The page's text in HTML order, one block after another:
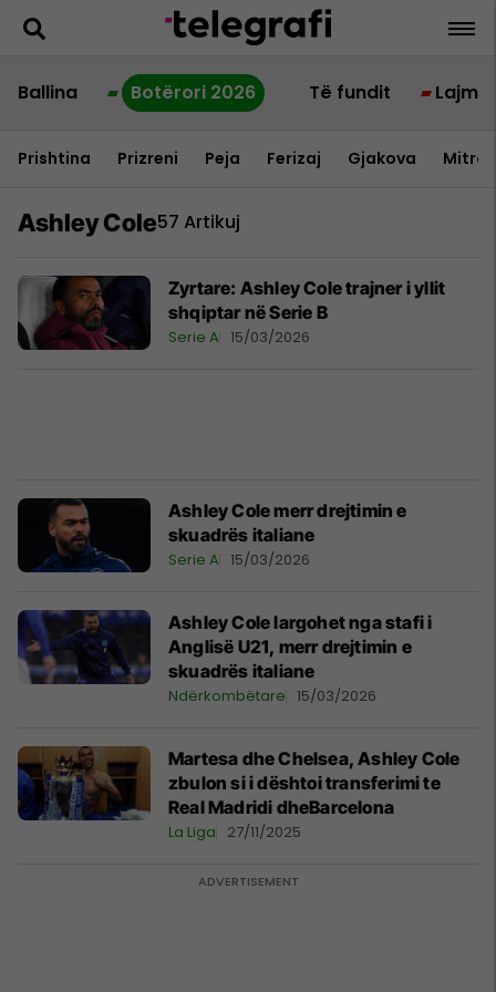
Ballina Botërori 2026 Të fundit Lajme
Prishtina Prizreni Peja Ferizaj Gjakova
Ashley Cole57 Artikuj
Zyrtare: Ashley Cole trajner i yllit
shqiptar në Serie B
Serie A 15/03/2026
Ashley Cole merr drejtimin e
skuadrës italiane
Serie A 15/03/2026
Ashley Cole largohet nga stafi i
Anglisë U21, merr drejtimin e
skuadrës italiane
Ndërkombëtare 15/03/2026
Martesa dhe Chelsea, Ashley Cole
zbulon si i dështoi transferimi te
Real Madridi dheBarcelona
La Liga 27/11/2025